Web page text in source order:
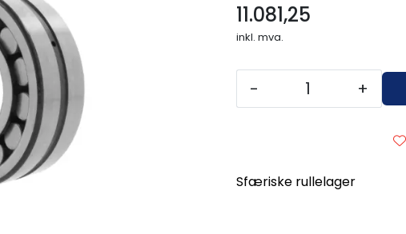
11.081,25
inkl. mva.
- +
Sfæriske rullelager